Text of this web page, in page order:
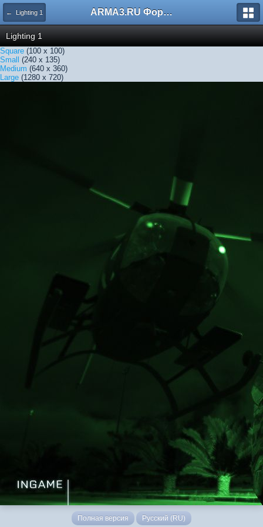
← Lighting 1 ARMA3.RU Форум
Lighting 1
Square (100 x 100)
Small (240 x 135)
Medium (640 x 360)
Large (1280 x 720)
Полная версия Русский (RU)